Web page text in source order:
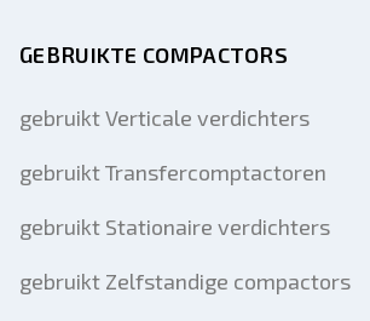
GEBRUIKTE COMPACTORS
gebruikt Verticale verdichters
gebruikt Transfercomptactoren
gebruikt Stationaire verdichters
gebruikt Zelfstandige compactors